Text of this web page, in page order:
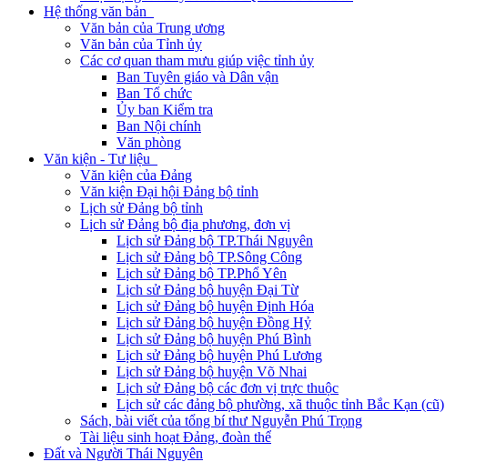
Hệ thống văn bản
Văn bản của Trung ương
Văn bản của Tỉnh ủy
Các cơ quan tham mưu giúp việc tỉnh ủy
Ban Tuyên giáo và Dân vận
Ban Tổ chức
Ủy ban Kiểm tra
Ban Nội chính
Văn phòng
Văn kiện - Tư liệu
Văn kiện của Đảng
Văn kiện Đại hội Đảng bộ tỉnh
Lịch sử Đảng bộ tỉnh
Lịch sử Đảng bộ địa phương, đơn vị
Lịch sử Đảng bộ TP.Thái Nguyên
Lịch sử Đảng bộ TP.Sông Công
Lịch sử Đảng bộ TP.Phổ Yên
Lịch sử Đảng bộ huyện Đại Từ
Lịch sử Đảng bộ huyện Định Hóa
Lịch sử Đảng bộ huyện Đồng Hỷ
Lịch sử Đảng bộ huyện Phú Bình
Lịch sử Đảng bộ huyện Phú Lương
Lịch sử Đảng bộ huyện Võ Nhai
Lịch sử Đảng bộ các đơn vị trực thuộc
Lịch sử các đảng bộ phường, xã thuộc tỉnh Bắc Kạn (cũ)
Sách, bài viết của tổng bí thư Nguyễn Phú Trọng
Tài liệu sinh hoạt Đảng, đoàn thể
Đất và Người Thái Nguyên